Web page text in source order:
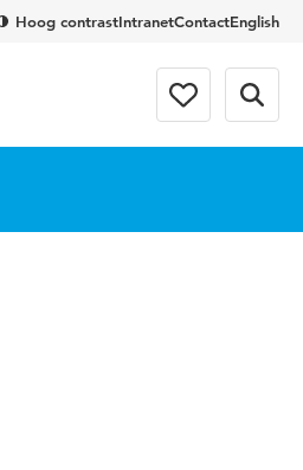
Hoog contrastIntranetContactEnglish